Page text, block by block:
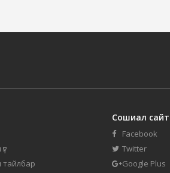
тайлбар
Сошиал сайт
Facebook
Twitter
Google Plus